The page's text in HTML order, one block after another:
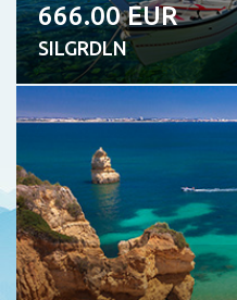
666.00 EUR
SILGRDLN